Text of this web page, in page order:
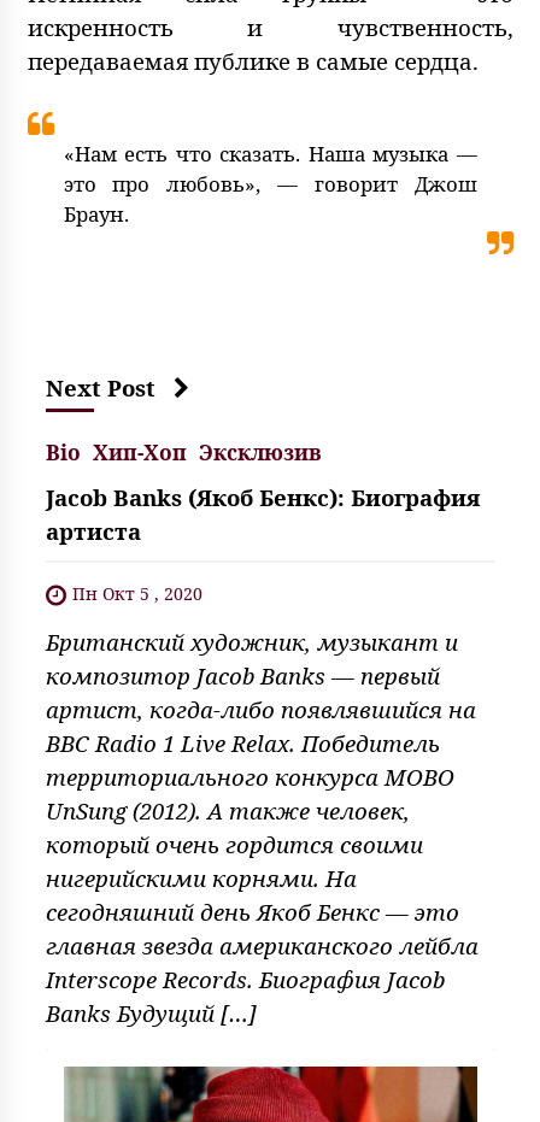
искренность и чувственность,
передаваемая публике в самые сердца.
«Нам есть что сказать. Наша музыка —
это про любовь», — говорит Джош
Браун.
Next Post
Bio Хип-Хоп Эксклюзив
Jacob Banks (Якоб Бенкс): Биография
артиста
Пн Окт 5 , 2020
Британский художник, музыкант и
композитор Jacob Banks — первый
артист, когда-либо появлявшийся на
BBC Radio 1 Live Relax. Победитель
территориального конкурса MOBO
UnSung (2012). А также человек,
который очень гордится своими
нигерийскими корнями. На
сегодняшний день Якоб Бенкс — это
главная звезда американского лейбла
Interscope Records. Биография Jacob
Banks Будущий […]